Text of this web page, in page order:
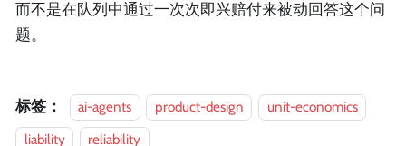
而不是在队列中通过一次次即兴赔付来被动回答这个问
题。
标签： ai-agents product-design
unit-economics
liability
reliability